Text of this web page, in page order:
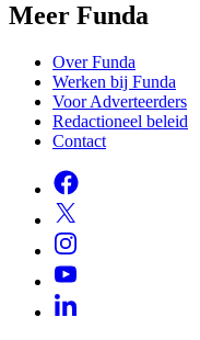
Meer Funda
Over Funda
Werken bij Funda
Voor Adverteerders
Redactioneel beleid
Contact